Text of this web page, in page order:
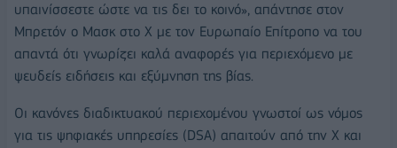
υπαινίσσεστε ώστε να τις δει το κοινό», απάντησε στον
Μπρετόν ο Μασκ στο Χ με τον Ευρωπαίο Επίτροπο να του
απαντά ότι γνωρίζει καλά αναφορές για περιεχόμενο με
ψευδείς ειδήσεις και εξύμνηση της βίας.
Οι κανόνες διαδικτυακού περιεχομένου γνωστοί ως νόμος
για τις ψηφιακές υπηρεσίες (DSA) απαιτούν από την X και